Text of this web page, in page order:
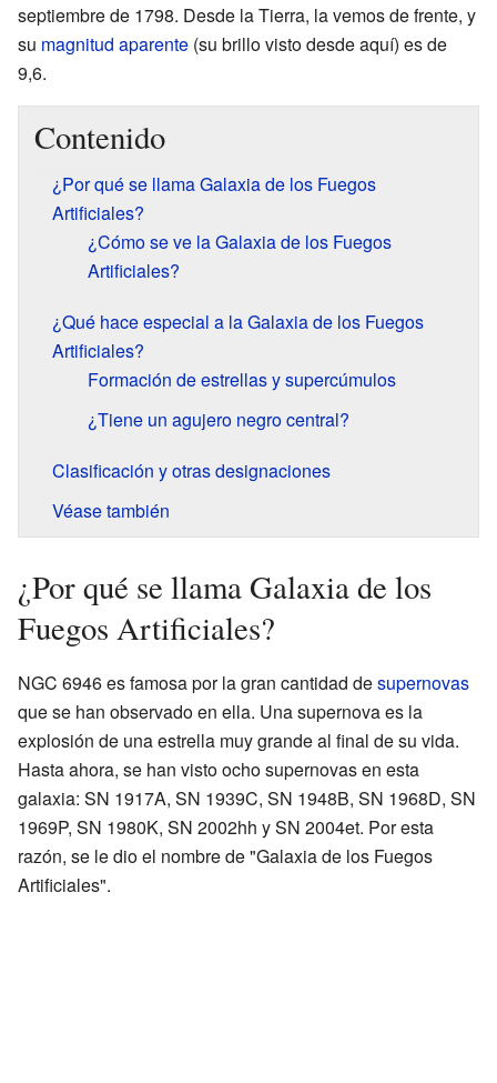
septiembre de 1798. Desde la Tierra, la vemos de frente, y
su magnitud aparente (su brillo visto desde aquí) es de
9,6.
Contenido
¿Por qué se llama Galaxia de los Fuegos
Artificiales?
¿Cómo se ve la Galaxia de los Fuegos
Artificiales?
¿Qué hace especial a la Galaxia de los Fuegos
Artificiales?
Formación de estrellas y supercúmulos
¿Tiene un agujero negro central?
Clasificación y otras designaciones
Véase también
¿Por qué se llama Galaxia de los
Fuegos Artificiales?
NGC 6946 es famosa por la gran cantidad desupernovas
que se han observado en ella. Una supernova es la
explosión de una estrella muy grande al final de su vida.
Hasta ahora, se han visto ocho supernovas en esta
galaxia: SN 1917A, SN 1939C, SN 1948B, SN 1968D, SN
1969P, SN 1980K, SN 2002hh y SN 2004et. Por esta
razón, se le dio el nombre de "Galaxia de los Fuegos
Artificiales".